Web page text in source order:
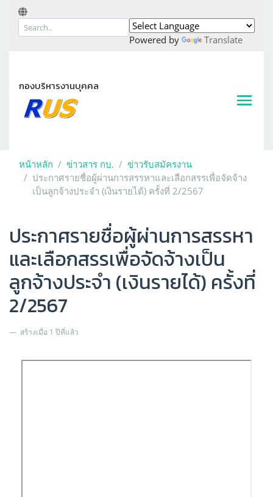
Powered by Translate
กองบริหารงานบุคคล
หน้าหลัก ข่าวสาร กบ.
ข่าวรับสมัครงาน
ประกาศรายชื่อผู้ผ่านการสรรหาและเลือกสรรเพื่อจัดจ้าง
เป็นลูกจ้างประจำ (เงินรายได้) ครั้งที่ 2/2567
ประกาศรายชื่อผู้ผ่านการสรรหา
และเลือกสรรเพื่อจัดจ้างเป็น
ลูกจ้างประจำ (เงินรายได้) ครั้งที่
2/2567
สร้างเมื่อ 1 ปีที่แล้ว